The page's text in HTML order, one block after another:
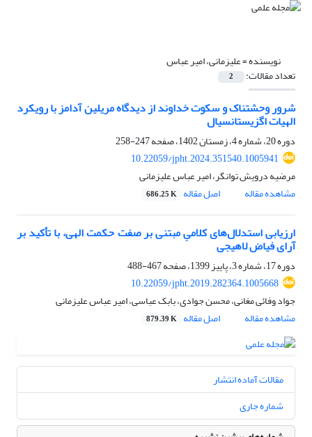
نویسنده =علیزمانی، امیر عباس
تعداد مقالات: 2
شرور وحشتناک و سکوت خداوند از دیدگاه مریلین آدامز با رویکرد
الهیات اگزیستانسیال
دوره 20، شماره 4، زمستان 1402، صفحه
247-258
10.22059/jpht.2024.351540.1005941
مرضیه درویش توانگر، امیر عباس علیزمانی
مشاهده مقاله
اصل مقاله 686.25 K
ارزیابی استدلال‌های کلامیِ مبتنی بر صفت حکمت الهی، با تأکید بر
آرای فیاض لاهیجی
دوره 17، شماره 3، پاییز 1399، صفحه
467-488
10.22059/jpht.2019.282364.1005668
جواد وفائی مغانی، محسن جوادی، بابک عباسی، امیر عباس علیزمانی
مشاهده مقاله
اصل مقاله 879.39 K
مقالات آماده انتشار
شماره جاری